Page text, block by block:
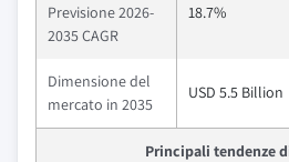
Previsione 2026-
2035 CAGR
18.7%
Dimensione del
mercato in 2035
USD 5.5 Billion
Principali tendenze